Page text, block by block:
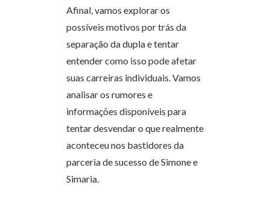
Afinal, vamos explorar os
possíveis motivos por trás da
separação da dupla e tentar
entender como isso pode afetar
suas carreiras individuais. Vamos
analisar os rumores e
informações disponíveis para
tentar desvendar o que realmente
aconteceu nos bastidores da
parceria de sucesso de Simone e
Simaria.